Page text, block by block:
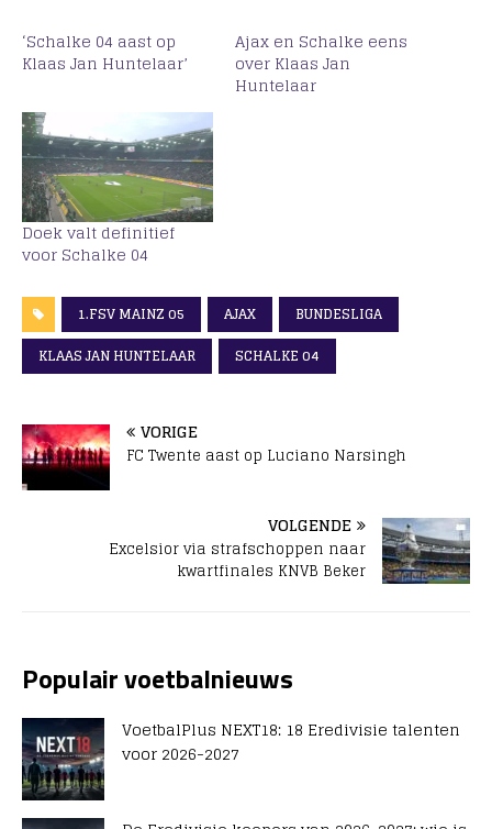
‘Schalke 04 aast op
Klaas Jan Huntelaar’
Ajax en Schalke eens
over Klaas Jan
Huntelaar
Doek valt definitief
voor Schalke 04
1.FSV MAINZ 05 AJAX
BUNDESLIGA
KLAAS JAN HUNTELAAR
SCHALKE 04
VORIGE
FC Twente aast op Luciano Narsingh
VOLGENDE
Excelsior via strafschoppen naar
kwartfinales KNVB Beker
Populair voetbalnieuws
VoetbalPlus NEXT18: 18 Eredivisie talenten
voor 2026-2027